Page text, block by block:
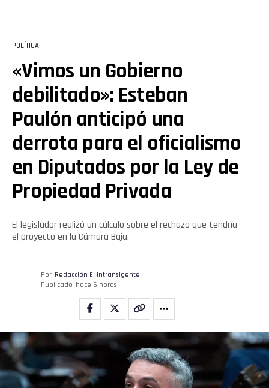
POLÍTICA
«Vimos un Gobierno
debilitado»: Esteban
Paulón anticipó una
derrota para el oficialismo
en Diputados por la Ley de
Propiedad Privada
El legislador realizó un cálculo sobre el rechazo que tendría
el proyecto en la Cámara Baja.
Por Redacción El intransigente
Publicado hace 5 horas